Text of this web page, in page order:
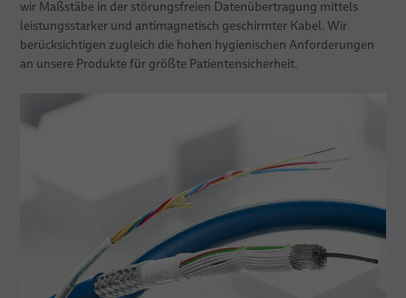
Mammographie
Computertomographie
Magnetresonanztomographie (MRT)
Inner Body
Hochfrequenz (HF)-Chirurgie
Monitoring
Lebenserhaltende Systeme
Dentaltechnik
Patientenpositionierung
Über uns
Technologien
Karriere
wir Maßstäbe in der störungsfreien Datenübertragung mittels
leistungsstarker und antimagnetisch geschirmter Kabel. Wir
berücksichtigen zugleich die hohen hygienischen Anforderungen
an unsere Produkte für größte Patientensicherheit.